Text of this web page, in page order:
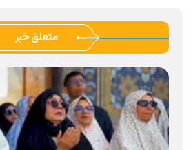
متعلق خبر